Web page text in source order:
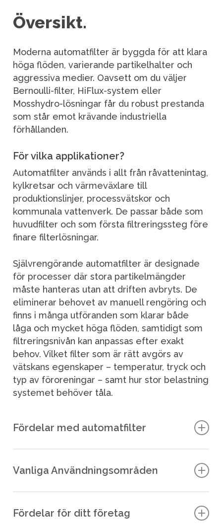
Översikt.
Moderna automatfilter är byggda för att klara
höga flöden, varierande partikelhalter och
aggressiva medier. Oavsett om du väljer
Bernoulli-filter, HiFlux-system eller
Mosshydro-lösningar får du robust prestanda
som står emot krävande industriella
förhållanden.
För vilka applikationer?
Automatfilter används i allt från råvattenintag,
kylkretsar och värmeväxlare till
produktionslinjer, processvätskor och
kommunala vattenverk. De passar både som
huvudfilter och som första filtreringssteg före
finare filterlösningar.
Självrengörande automatfilter är designade
för processer där stora partikelmängder
måste hanteras utan att driften avbryts. De
eliminerar behovet av manuell rengöring och
finns i många utföranden som klarar både
låga och mycket höga flöden, samtidigt som
filtreringsnivån kan anpassas efter exakt
behov. Vilket filter som är rätt avgörs av
vätskans egenskaper – temperatur, tryck och
typ av föroreningar – samt hur stor belastning
systemet behöver tåla.
Fördelar med automatfilter
driftsäkerhet, effektivitet och enkelhet.
behovet av manuella insatser. Detta gör dem
Vanliga Användningsområden
industriprocesser där vätskor måste renas
Fördelar för ditt företag